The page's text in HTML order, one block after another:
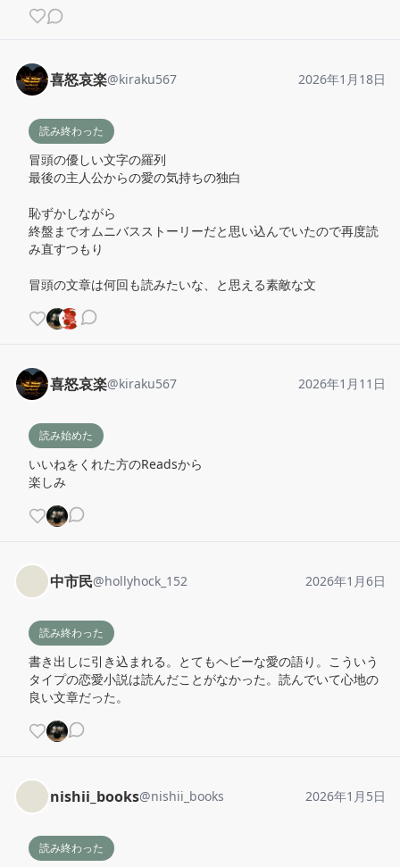
喜怒哀楽@kiraku567 2026年1月18日
読み終わった
冒頭の優しい文字の羅列
最後の主人公からの愛の気持ちの独白
恥ずかしながら
終盤までオムニバスストーリーだと思い込んでいたので再度読
み直すつもり
冒頭の文章は何回も読みたいな、と思える素敵な文
喜怒哀楽@kiraku567 2026年1月11日
読み始めた
いいねをくれた方のReadsから
楽しみ
中市民@hollyhock_152 2026年1月6日
読み終わった
書き出しに引き込まれる。とてもヘビーな愛の語り。こういう
タイプの恋愛小説は読んだことがなかった。読んでいて心地の
良い文章だった。
nishii_books@nishii_books 2026年1月5日
読み終わった